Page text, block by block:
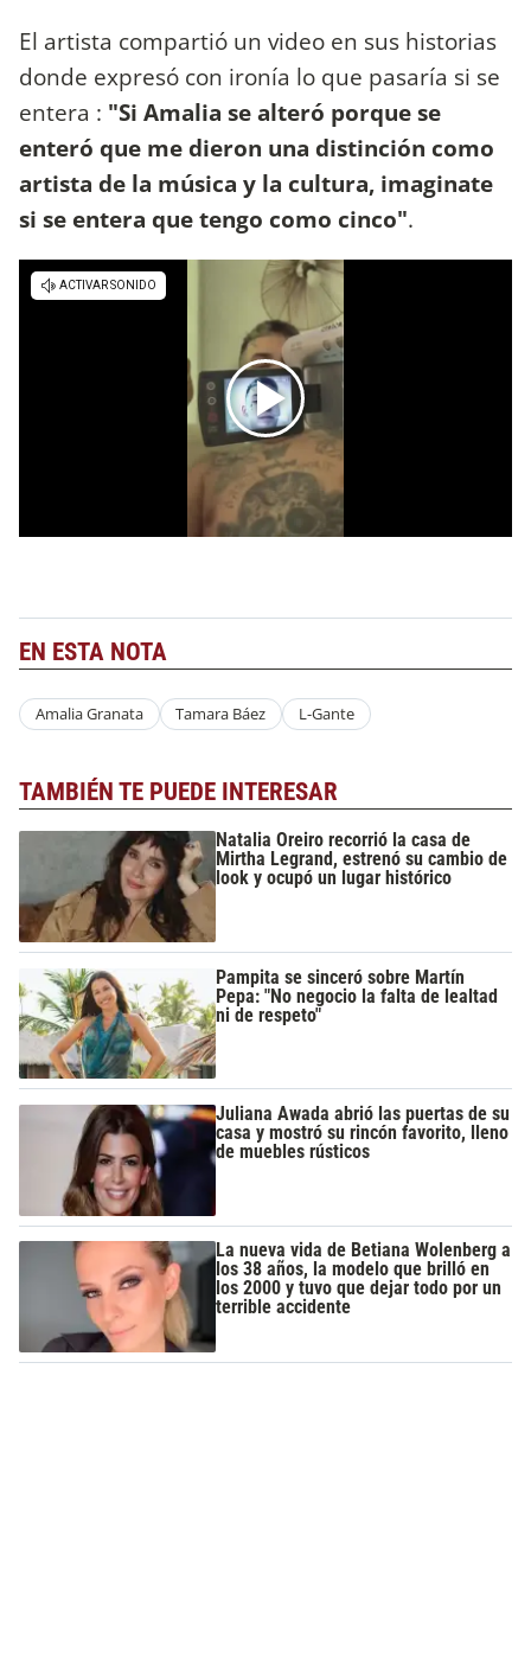
El artista compartió un video en sus historias
donde expresó con ironía lo que pasaría si se
entera : "Si Amalia se alteró porque se
enteró que me dieron una distinción como
artista de la música y la cultura, imaginate
si se entera que tengo como cinco".
EN ESTA NOTA
Amalia Granata Tamara Báez L-Gante
TAMBIÉN TE PUEDE INTERESAR
Natalia Oreiro recorrió la casa de
Mirtha Legrand, estrenó su cambio de
look y ocupó un lugar histórico
Pampita se sinceró sobre Martín
Pepa: "No negocio la falta de lealtad
ni de respeto"
Juliana Awada abrió las puertas de su
casa y mostró su rincón favorito, lleno
de muebles rústicos
La nueva vida de Betiana Wolenberg a
los 38 años, la modelo que brilló en
los 2000 y tuvo que dejar todo por un
terrible accidente